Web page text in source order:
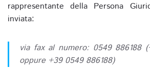
rappresentante della Persona
inviata:
via fax al numero: 0549 886188
oppure +39 0549 886188)